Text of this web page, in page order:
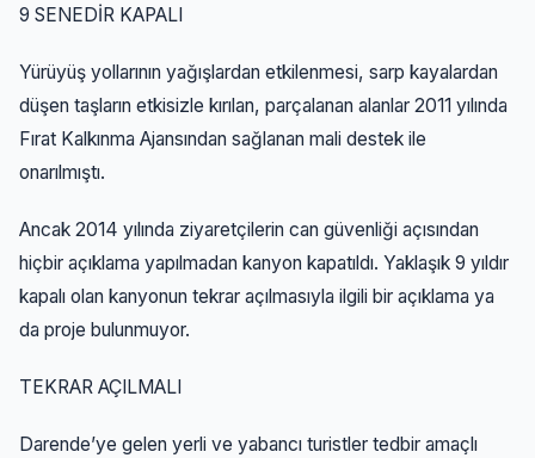
9 SENEDİR KAPALI
Yürüyüş yollarının yağışlardan etkilenmesi, sarp kayalardan
düşen taşların etkisizle kırılan, parçalanan alanlar 2011 yılında
Fırat Kalkınma Ajansından sağlanan mali destek ile
onarılmıştı.
Ancak 2014 yılında ziyaretçilerin can güvenliği açısından
hiçbir açıklama yapılmadan kanyon kapatıldı. Yaklaşık 9 yıldır
kapalı olan kanyonun tekrar açılmasıyla ilgili bir açıklama ya
da proje bulunmuyor.
TEKRAR AÇILMALI
Darende’ye gelen yerli ve yabancı turistler tedbir amaçlı